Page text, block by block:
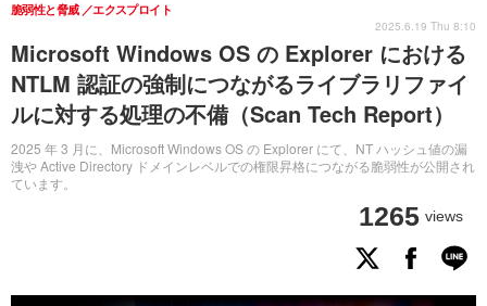
Microsoft Windows OS の Explorer における
NTLM 認証の強制につながるライブラリファイ
ルに対する処理の不備（Scan Tech Report）
2025 年 3 月に、Microsoft Windows OS の Explorer にて、NT ハッシュ値の漏
洩や Active Directory ドメインレベルでの権限昇格につながる脆弱性が公開され
ています。
脆弱性と脅威 エクスプロイト
1265 views
2025.6.19 Thu 8:10